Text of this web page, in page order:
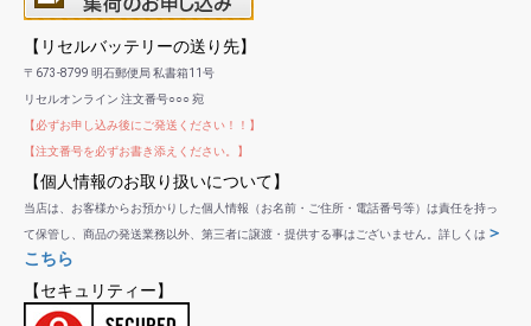
【リセルバッテリーの送り先】
〒673-8799 明石郵便局 私書箱11号
リセルオンライン 注文番号○○○ 宛
【必ずお申し込み後にご発送ください！！】
【注文番号を必ずお書き添えください。】
【個人情報のお取り扱いについて】
当店は、お客様からお預かりした個人情報（お名前・ご住所・電話番号等）は責任を持っ
て保管し、商品の発送業務以外、第三者に譲渡・提供する事はございません。詳しくは ＞
こちら
【セキュリティー】